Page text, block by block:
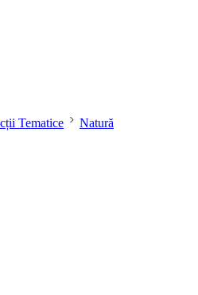
Tematice Natură